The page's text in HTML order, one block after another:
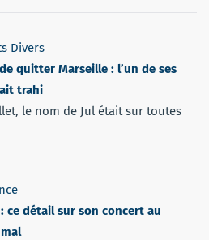
Divers
quitter Marseille : l’un de ses
trahi
le nom de Jul était sur toutes
ce détail sur son concert au